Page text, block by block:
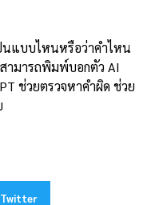
นแบบไหนหรือว่าคำไหน
สามารถพิมพ์บอกตัว AI
ช่วยตรวจหาคำผิด ช่วย
Twitter